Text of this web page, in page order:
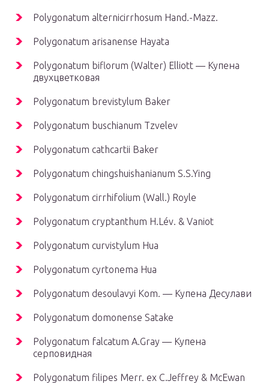
Polygonatum alternicirrhosum Hand.-Mazz.
Polygonatum arisanense Hayata
Polygonatum biflorum (Walter) Elliott — Купена
двухцветковая
Polygonatum brevistylum Baker
Polygonatum buschianum Tzvelev
Polygonatum cathcartii Baker
Polygonatum chingshuishanianum S.S.Ying
Polygonatum cirrhifolium (Wall.) Royle
Polygonatum cryptanthum H.Lév. & Vaniot
Polygonatum curvistylum Hua
Polygonatum cyrtonema Hua
Polygonatum desoulavyi Kom. — Купена Десулави
Polygonatum domonense Satake
Polygonatum falcatum A.Gray — Купена
серповидная
Polygonatum filipes Merr. ex C.Jeffrey & McEwan